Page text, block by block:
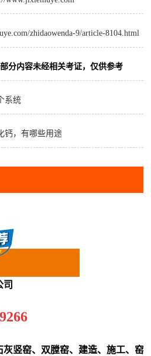
zhidaowenda-9/article-8104.html
分内容未经相关考证，仅供参考
系统
钙，有哪些用途
司
竖窑、双膛窑、建造、施工、窑